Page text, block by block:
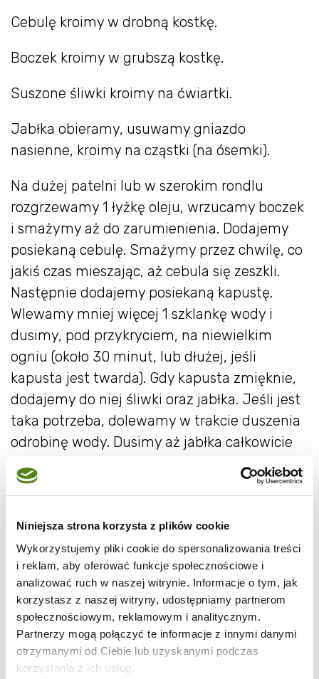
Niniejsza strona korzysta z plików cookie
Wykorzystujemy pliki cookie do spersonalizowania treści
i reklam, aby oferować funkcje społecznościowe i
analizować ruch w naszej witrynie. Informacje o tym, jak
korzystasz z naszej witryny, udostępniamy partnerom
społecznościowym, reklamowym i analitycznym.
Partnerzy mogą połączyć te informacje z innymi danymi
otrzymanymi od Ciebie lub uzyskanymi podczas
korzystania z ich usług.
Cebulę kroimy w drobną kostkę.
Boczek kroimy w grubszą kostkę.
Suszone śliwki kroimy na ćwiartki.
Jabłka obieramy, usuwamy gniazdo
nasienne, kroimy na cząstki (na ósemki).
Na dużej patelni lub w szerokim rondlu
rozgrzewamy 1 łyżkę oleju, wrzucamy boczek
i smażymy aż do zarumienienia. Dodajemy
posiekaną cebulę. Smażymy przez chwilę, co
jakiś czas mieszając, aż cebula się zeszkli.
Następnie dodajemy posiekaną kapustę.
Wlewamy mniej więcej 1 szklankę wody i
dusimy, pod przykryciem, na niewielkim
ogniu (około 30 minut, lub dłużej, jeśli
kapusta jest twarda). Gdy kapusta zmięknie,
dodajemy do niej śliwki oraz jabłka. Jeśli jest
taka potrzeba, dolewamy w trakcie duszenia
odrobinę wody. Dusimy aż jabłka całkowicie
się rozpadną.
W czasie gdy kapusta się dusi, szykujemy
mięso – plastry schabu rozbijamy tłuczkiem,
nadając im równą grubość, nacieramy z
jednej strony przeciśniętym przez praskę
czosnkiem oraz oprószamy roztartym w
dłoniach majerankiem. Z obu stron
doprawiamy solą i pieprzem. Smażymy na
osobnej patelni, na rozgrzanym tłuszczu (po
około 2-3 minuty z każdej strony).